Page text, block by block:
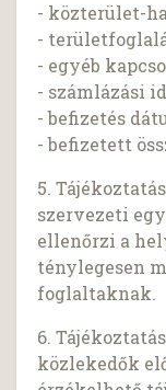
- közterület-
-
- egyéb
- számlázási
- befizetés
- befizetett
5.
szervezeti
ellenőrzi a
ténylegesen
foglaltaknak.
6.
közlekedők